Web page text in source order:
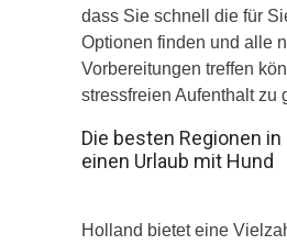
dass Sie schnell die für
Optionen finden und alle
Vorbereitungen treffen
stressfreien Aufenthalt zu
Die besten Regionen
einen Urlaub mit Hund
Holland bietet eine